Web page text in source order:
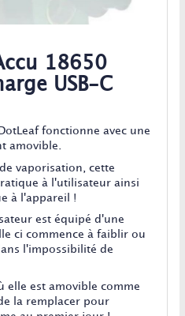
18650
USB-C
fonctionne avec une
amovible.
vaporisation, cette
à l'utilisateur ainsi
à l'appareil !
est équipé d'une
ci commence à faiblir ou
l'impossibilité de
elle est amovible comme
la remplacer pour